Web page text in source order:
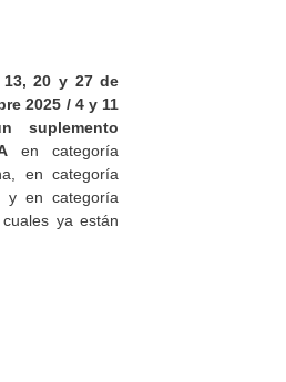
13, 20 y 27 de
2025 / 4 y 11
suplemento
en categoría
en categoría
en categoría
ya están